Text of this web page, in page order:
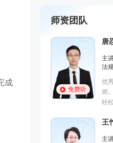
成
师资团队
工程师、监理工程师讲
重点击破晦涩法理点，
免费听